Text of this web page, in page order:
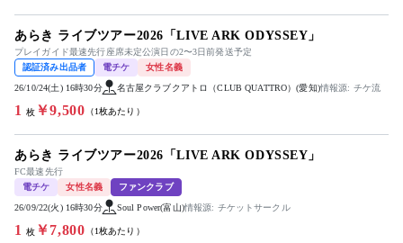
あらき ライブツアー2026「LIVE ARK ODYSSEY」
プレイガイド最速先行座席未定公演日の2〜3日前発送予定
認証済み出品者
電チケ 女性名義
26/10/24(土) 16時30分 名古屋クラブクアトロ（CLUB QUATTRO）(愛知)情報源: チケ流
1 枚￥9,500 （1枚あたり）
あらき ライブツアー2026「LIVE ARK ODYSSEY」
FC最速先行
電チケ
女性名義 ファンクラブ
26/09/22(火) 16時30分 Soul Power(富山)情報源: チケットサークル
1 枚￥7,800 （1枚あたり）